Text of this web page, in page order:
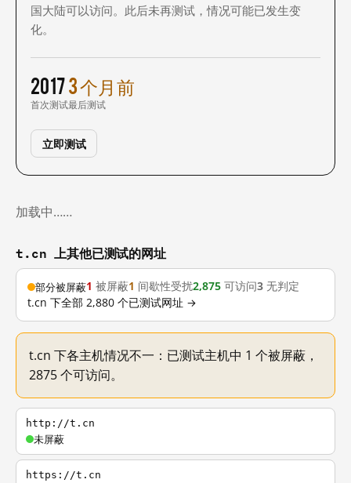
国大陆可以访问。此后未再测试，情况可能已发生变
化。
2017
首次测试
3 个月前
最后测试
立即测试
加载中……
t.cn 上其他已测试的网址
部分被屏蔽1 被屏蔽1 间歇性受扰2,875 可访问3 无判定
t.cn 下全部 2,880 个已测试网址 →
t.cn 下各主机情况不一：已测试主机中 1 个被屏蔽，
2875 个可访问。
http://t.cn
未屏蔽
https://t.cn